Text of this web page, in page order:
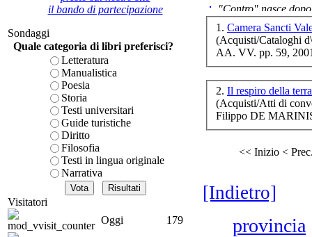
-
il bando di partecipazione
Sondaggi
Quale categoria di libri preferisci?
Letteratura
Manualistica
Poesia
Storia
Testi universitari
Guide turistiche
Diritto
Filosofia
Testi in lingua originale
Narrativa
Visitatori
Oggi
179
"Contro" nasce
cominciato con la
ripensaremarx. i saggi
questa collaborazione
è teorica, sempre però
presente fase.
Acquista ora...
A feed could not be
http://www.lastampa.it/
1. Camera Sancti
(Acquisti/Cataloghi
AA. VV. pp. 59,
2. Il respiro della
(Acquisti/Atti di
Filippo DE
<< Inizio <
[Indietro]
provincia